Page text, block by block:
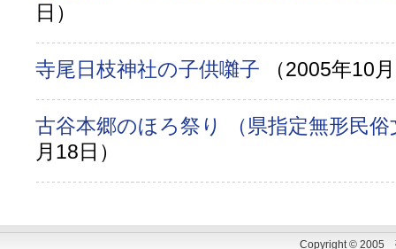
日）
寺尾日枝神社の子供囃子 （2005年10
古谷本郷のほろ祭り （県指定無形民
月18日）
Copyright © 2005